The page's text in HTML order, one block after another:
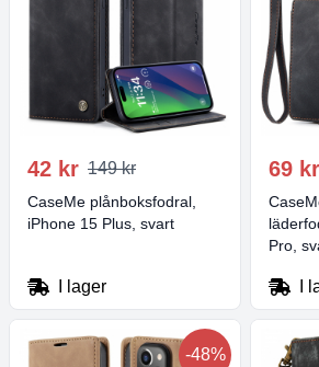
42 kr 149 kr
CaseMe plånboksfodral,
iPhone 15 Plus, svart
I lager
69 kr
Pro,
I
-48%